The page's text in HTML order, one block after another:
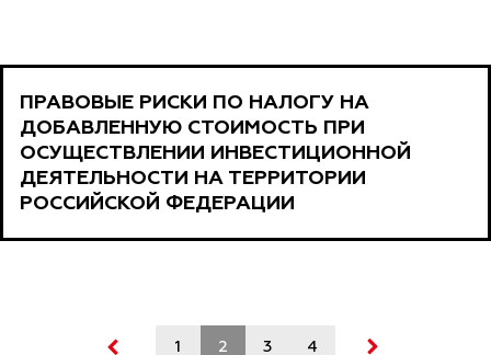
ПРАВОВЫЕ РИСКИ ПО НАЛОГУ НА
ДОБАВЛЕННУЮ СТОИМОСТЬ ПРИ
ОСУЩЕСТВЛЕНИИ ИНВЕСТИЦИОННОЙ
ДЕЯТЕЛЬНОСТИ НА ТЕРРИТОРИИ
РОССИЙСКОЙ ФЕДЕРАЦИИ
1 2 3 4